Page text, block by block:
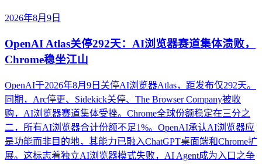
2026年8月9日
OpenAI Atlas关停292天：AI浏览器赛道集体溃败，
Chrome稳坐江山
OpenAI于2026年8月9日关停AI浏览器Atlas，距发布仅292天。
同期，Arc停更、Sidekick关停、The Browser Company被收
购，AI浏览器赛道集体受挫。Chrome全球份额稳定在三分之
二，所有AI浏览器合计份额不足1%。OpenAI承认AI浏览器应
是功能而非目的地，其能力已融入ChatGPT桌面端和Chrome扩
展。这标志着独立AI浏览器模式失败，AI Agent成为入口之争